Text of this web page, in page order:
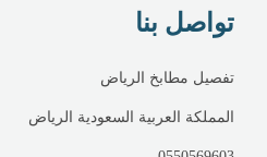
تواصل بنا
تفصيل مطابخ الرياض
المملكة العربية السعودية الرياض